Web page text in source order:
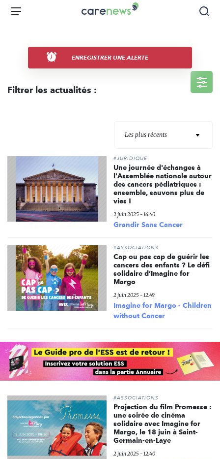
Aller
Carenews,
acteurs
de
Menu
ENREGISTRER UNE ALERTE
Filtrer les actualités :
Les plus récents
#JURIDIQUE
Une journée d'échanges à
l'Assemblée nationale autour
des cancers pédiatriques :
ensemble, sauvons plus de
vies !
2 juin 2025 - 16:40
Grandir Sans Cancer
#ASSOCIATIONS
Cap ou pas cap de guérir les
cancers des enfants ? Le défi
solidaire d’Imagine for
Margo
2 juin 2025 - 12:49
Imagine for Margo - Children
without Cancer
#ASSOCIATIONS
Projection du film Promesse :
une soirée de cinéma
solidaire avec Imagine for
Margo, le 18 juin à Saint-
Germain-en-Laye
2 juin 2025 - 12:40